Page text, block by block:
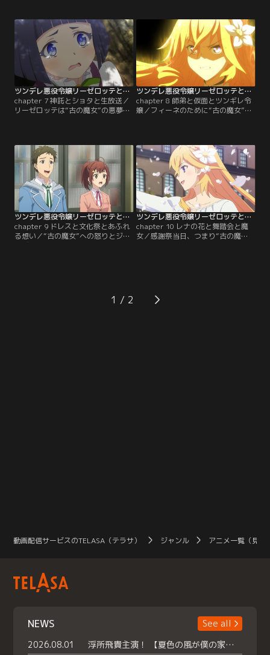
は、フィーネの母エリーザベトだっ
た。彼女の襲来によって明らかにな
ったのは、リーゼロッテとフィーネ
がいとこ同士だという驚きの真実。
ゲームのどのシナリオとも違う形で
の種明かしに…。【提供：バンダイ
チャンネル】
ァルトが、彼女のかわいらしさに
日々悶えていた。さらにバルドゥー
ルがフィーネへ熱い恋心を告白する
など、3組の関係が大きく動き始め
る。そんな中、フィーネがふいに覚
醒。【提供：バンダイチャンネル】
ツンデレ悪役令嬢リーゼロッテと実況の遠藤くんと解説の小林さん 第07話
chapter 7 神託とショタと生放送／
リーゼロッテは“古の魔女”の悪夢に
な彼女の様子を見たジークヴァルト
はリーゼロッテへの想いを確かなも
のにしていた。一方、恋する2人を
目にして悶絶する遠藤くんと小林さ
んは、誰一人も死なせずに…。【提
供：バンダイチャンネル】
ツンデレ悪役令嬢リーゼロッテと実況の遠藤くんと解説の小林さん 第08話
chapter 8 師弟と仮面とツンギレ令
嬢／フィーネのために“古の魔女”を
は、攻略の難しい『まじこい』の年
上キャラ、レオンの助け。昔、レオ
ンから師匠として慕われていたエリ
ーザベトが説得に向かうが、彼はエ
リーザベトへの憧れを告白しつつ
も…。【提供：バンダイチャンネ
ル】
ツンデレ悪役令嬢リーゼロッテと実況の遠藤くんと解説の小林さん 第09話
chapter 9 ドレスと文化祭とあふれ
る想い／“古の魔女”への怒りとジー
クヴァルトへの愛をメラメラと燃や
大歓喜するが、現実の世界では、放
送部として文化祭の準備にも追われ
ツンデレ悪役令嬢リーゼロッテと実況の遠藤くんと解説の小林さん 第10話
chapter 10 レナの花と舞踏会と魔
女／感謝祭当日、つまり“古の魔
んも、一際美しいリーゼロッテにう
っとり。舞踏会ではバルドゥールと
1
動画配信サービスのTELASA（テラサ） ジャンル アニメ一覧（見放
NEWS
See all
2026.08.01
浮所飛貴主演！ 【夏色の風が僕の家にやってきた】 本日よりテラサで独占配信スタート！